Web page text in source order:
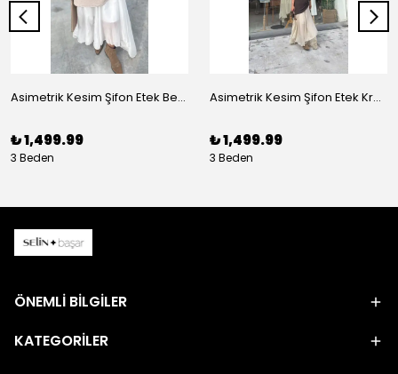
Asimetrik Kesim Şifon Etek Beyaz
₺ 1,499.99
3 Beden
Asimetrik Kesim Şifon Etek Krem
₺ 1,499.99
3 Beden
ÖNEMLİ BİLGİLER
KATEGORİLER